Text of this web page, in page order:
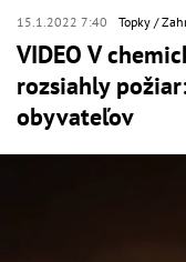
15.1.2022 7:40 Topky
VIDEO V
rozsiahly
obyvateľov